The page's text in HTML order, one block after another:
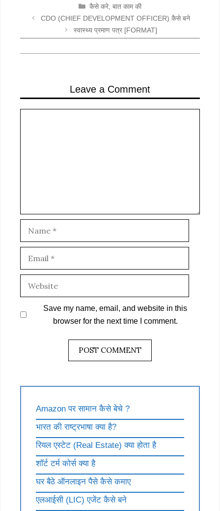
CATEGORIES
कैसे करे, बात काम की
CDO (CHIEF DEVELOPMENT OFFICER) कैसे बने
स्वास्थ्य प्रमाण पत्र [FORMAT]
Leave a Comment
Save my name, email, and website in this
browser for the next time I comment.
Amazon पर सामान कैसे बेचे ?
भारत की राष्ट्रभाषा क्या है?
रियल एस्टेट (Real Estate) क्या होता है
शॉर्ट टर्म कोर्स क्या है
घर बैठे ऑनलाइन पैसे कैसे कमाए
एलआईसी (LIC) एजेंट कैसे बने